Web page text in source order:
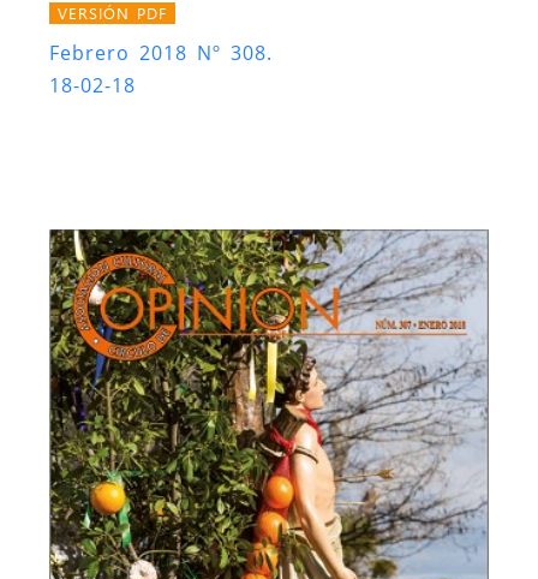
VERSIÓN PDF
Febrero 2018 Nº 308.
18-02-18